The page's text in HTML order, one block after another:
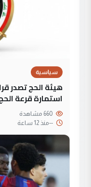
سياسية
هيئة الحج تصدر
استمارة قرعة
--منذ 12 ساعة